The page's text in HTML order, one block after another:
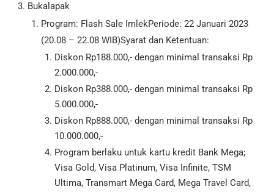
Bukalapak
Program: Flash Sale ImlekPeriode: 22 Januari 2023
(20.08 – 22.08 WIB)Syarat dan Ketentuan:
Diskon Rp188.000,- dengan minimal transaksi Rp
2.000.000,-
Diskon Rp388.000,- dengan minimal transaksi Rp
5.000.000,-
Diskon Rp888.000,- dengan minimal transaksi Rp
10.000.000,-
Program berlaku untuk kartu kredit Bank Mega;
Visa Gold, Visa Platinum, Visa Infinite, TSM
Ultima, Transmart Mega Card, Mega Travel Card,